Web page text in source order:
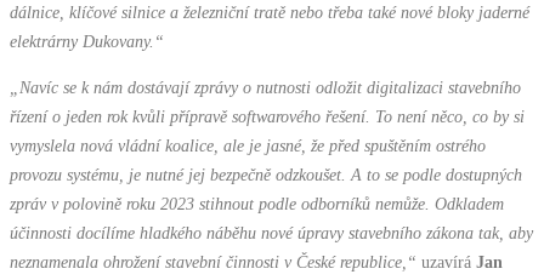
dálnice, klíčové silnice a železniční tratě nebo třeba také nové bloky jaderné
elektrárny Dukovany.“
„Navíc se k nám dostávají zprávy o nutnosti odložit digitalizaci stavebního
řízení o jeden rok kvůli přípravě softwarového řešení. To není něco, co by si
vymyslela nová vládní koalice, ale je jasné, že před spuštěním ostrého
provozu systému, je nutné jej bezpečně odzkoušet. A to se podle dostupných
zpráv v polovině roku 2023 stihnout podle odborníků nemůže. Odkladem
účinnosti docílíme hladkého náběhu nové úpravy stavebního zákona tak, aby
neznamenala ohrožení stavební činnosti v České republice,“ uzavírá Jan